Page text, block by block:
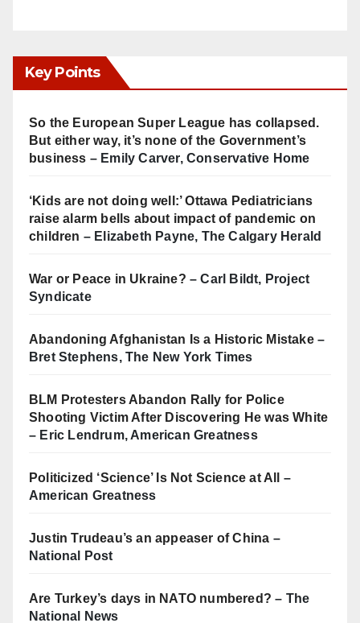
Key Points
So the European Super League has collapsed.
But either way, it’s none of the Government’s
business – Emily Carver, Conservative Home
‘Kids are not doing well:’ Ottawa Pediatricians
raise alarm bells about impact of pandemic on
children – Elizabeth Payne, The Calgary Herald
War or Peace in Ukraine? – Carl Bildt, Project
Syndicate
Abandoning Afghanistan Is a Historic Mistake–
Bret Stephens, The New York Times
BLM Protesters Abandon Rally for Police
Shooting Victim After Discovering He was White
– Eric Lendrum, American Greatness
Politicized ‘Science’ Is Not Science at All
–
American Greatness
Justin Trudeau’s an appeaser of China –
National Post
Are Turkey’s days in NATO numbered? – The
National News